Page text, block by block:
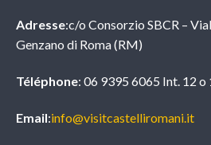
Adresse:c/o Consorzio SBCR –
Genzano di Roma (RM)
Téléphone: 06 9395 6065 Int. 12 o
Email:info@visitcastelliromani.it